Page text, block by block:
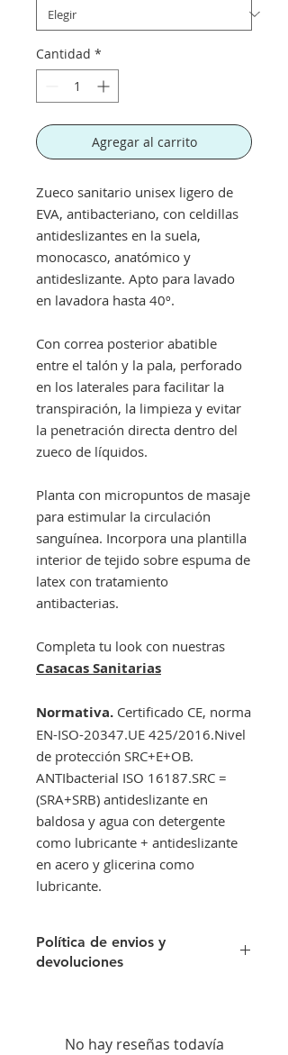
Cantidad *
Agregar al carrito
Zueco sanitario unisex ligero de
EVA, antibacteriano, con celdillas
antideslizantes en la suela,
monocasco, anatómico y
antideslizante. Apto para lavado
en lavadora hasta 40º.
Con correa posterior abatible
entre el talón y la pala, perforado
en los laterales para facilitar la
transpiración, la limpieza y evitar
la penetración directa dentro del
zueco de líquidos.
Planta con micropuntos de masaje
para estimular la circulación
sanguínea. Incorpora una plantilla
interior de tejido sobre espuma de
latex con tratamiento
antibacterias.
Completa tu look con nuestras
Casacas Sanitarias
Normativa. Certificado CE, norma
EN-ISO-20347.UE 425/2016.Nivel
de protección SRC+E+OB.
ANTIbacterial ISO 16187.SRC =
(SRA+SRB) antideslizante en
baldosa y agua con detergente
como lubricante + antideslizante
en acero y glicerina como
lubricante.
Política de envios y
devoluciones
No hay reseñas todavía